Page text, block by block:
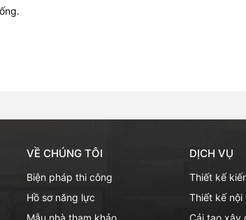
VỀ CHÚNG TÔI
Biện pháp thi công
Hồ sơ năng lực
Mẫu nhà tham khảo
DỊCH VỤ
Thiết kế
Thiết kế nội
Cải tạo xây